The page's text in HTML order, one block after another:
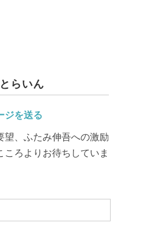
らいん
ジを送る
望、ふたみ伸吾への激励
ころよりお待ちしていま
まにしてください。